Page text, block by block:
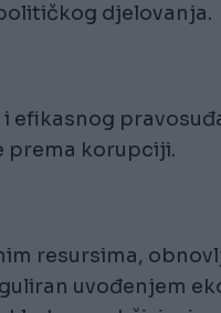
djelovanja.
efikasnog
prema korupciji.
resursima,
uvođenjem